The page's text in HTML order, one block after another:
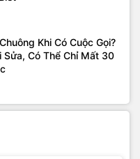
Khi Có Cuộc Gọi?
Có Thể Chỉ Mất 30